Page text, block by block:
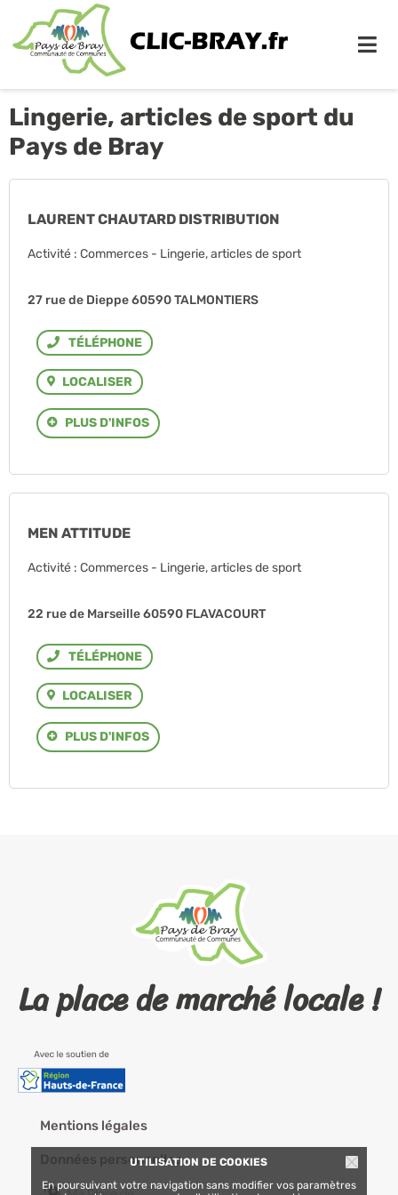
UTILISATION DE COOKIES
En poursuivant votre navigation sans modifier vos paramètres
Lingerie, articles de sport du
Pays de Bray
LAURENT CHAUTARD DISTRIBUTION
Activité : Commerces - Lingerie, articles de sport
27 rue de Dieppe 60590 TALMONTIERS
Téléphone
LOCALISER
PLUS D'INFOS
MEN ATTITUDE
Activité : Commerces - Lingerie, articles de sport
22 rue de Marseille 60590 FLAVACOURT
Téléphone
LOCALISER
PLUS D'INFOS
La place de marché locale !
Mentions légales
Données personnelles